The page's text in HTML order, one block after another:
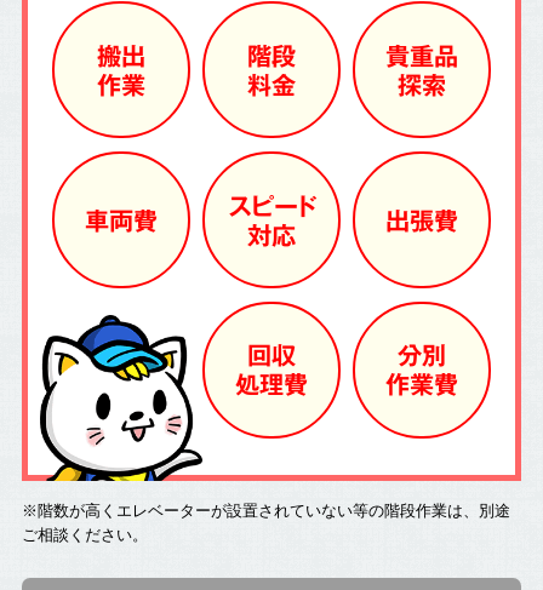
搬出
作業
階段
料金
貴重品
探索
車両費
スピード
対応
出張費
回収
処理費
分別
作業費
※階数が高くエレベーターが設置されていない等の階段作業は、別途
ご相談ください。